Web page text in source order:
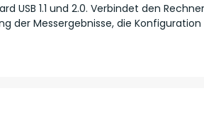
1.1 und 2.0. Verbindet den
der Messergebnisse, die